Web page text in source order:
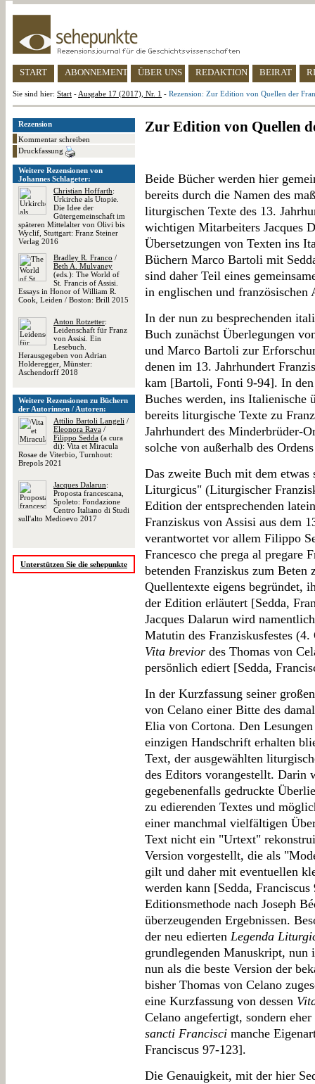
START ABONNEMENT ÜBER UNS REDAKTION BEIRAT
Sie sind hier: Start - Ausgabe 17 (2017), Nr. 1 - Rezension: Zur Edition von Quellen der
Rezension
Kommentar schreiben
Druckfassung
Weitere Rezensionen von
Johannes Schlageter:
Christian Hoffarth:
Urkirche als Utopie.
Die Idee der
Gütergemeinschaft im
späteren Mittelalter von Olivi bis
Wyclif, Stuttgart: Franz Steiner
Verlag 2016
Bradley R. Franco /
Beth A. Mulvaney
(eds.): The World of
St. Francis of Assisi.
Essays in Honor of William R.
Cook, Leiden / Boston: Brill 2015
Anton Rotzetter:
Leidenschaft für Franz
von Assisi. Ein
Lesebuch.
Herausgegeben von Adrian
Holderegger, Münster:
Aschendorff 2018
Weitere Rezensionen zu Büchern
der Autorinnen / Autoren:
Attilio Bartoli Langeli /
Eleonora Rava /
Filippo Sedda (a cura
di): Vita et Miracula
Rosae de Viterbio, Turnhout:
Brepols 2021
Jacques Dalarun:
Proposta francescana,
Spoleto: Fondazione
Centro Italiano di Studi
sull'alto Medioevo 2017
Unterstützen Sie die sehepunkte
Zur Edition von Quellen
Beide Bücher werden hier
bereits durch die Namen des
liturgischen Texte des 13.
wichtigen Mitarbeiters Jacques
Übersetzungen von Texten ins
Büchern Marco Bartoli mit
sind daher Teil eines
in englischen und französischen
In der nun zu besprechenden
Buch zunächst Überlegungen
und Marco Bartoli zur
denen im 13. Jahrhundert
kam [Bartoli, Fonti 9-94]. In den
Buches werden, ins Italienische
bereits liturgische Texte zu
Jahrhundert des Minderbrüder-
solche von außerhalb des
Das zweite Buch mit dem etwas
Liturgicus" (Liturgischer
Edition der entsprechenden
Franziskus von Assisi aus dem
verantwortet vor allem Filippo
Francesco che prega al pregare
betenden Franziskus zum
Quellentexte eigens begründet,
der Edition erläutert [Sedda,
Jacques Dalarun wird
Matutin des Franziskusfestes
Vita brevior des Thomas von
persönlich ediert [Sedda,
In der Kurzfassung seiner
von Celano einer Bitte des
Elia von Cortona. Den
einzigen Handschrift erhalten
Text, der ausgewählten
des Editors vorangestellt. Darin
gegebenenfalls gedruckte
zu edierenden Textes und
einer manchmal vielfältigen
Text nicht ein "Urtext"
Version vorgestellt, die als
gilt und daher mit eventuellen
werden kann [Sedda,
Editionsmethode nach Joseph
überzeugenden Ergebnissen.
der neu edierten Legenda
grundlegenden Manuskript,
nun als die beste Version der
bisher Thomas von Celano
eine Kurzfassung von dessen
Celano angefertigt, sondern
sancti Francisci manche
Franciscus 97-123].
Die Genauigkeit, mit der hier